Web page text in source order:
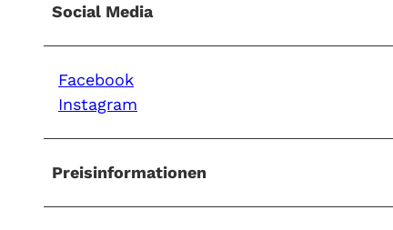
Social Media
Facebook
Instagram
Preisinformationen